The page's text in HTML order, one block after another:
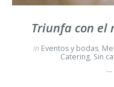
Triunfa con el
in Eventos y bodas,
Catering, Sin